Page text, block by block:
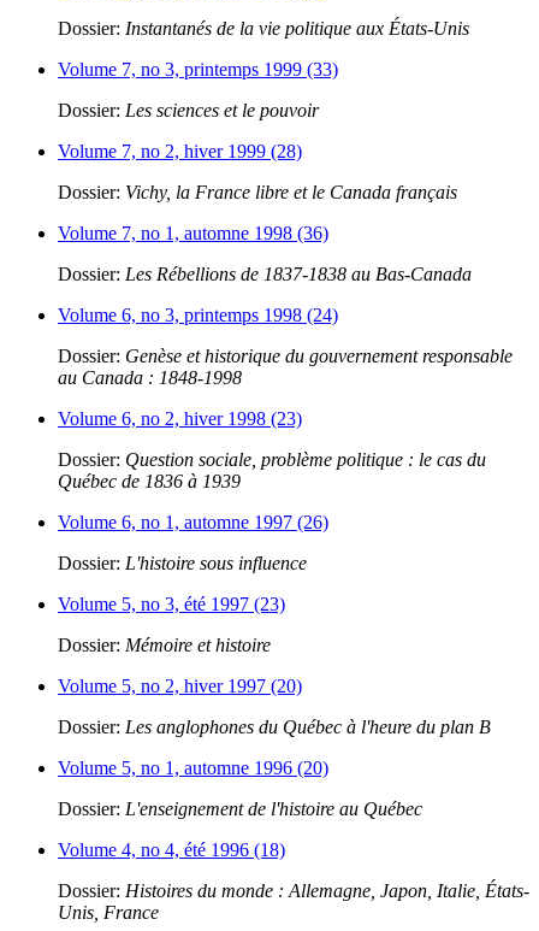
Dossier: Instantanés de la vie politique aux États-Unis
Volume 7, no 3, printemps 1999 (33)
Dossier: Les sciences et le pouvoir
Volume 7, no 2, hiver 1999 (28)
Dossier: Vichy, la France libre et le Canada français
Volume 7, no 1, automne 1998 (36)
Dossier: Les Rébellions de 1837-1838 au Bas-Canada
Volume 6, no 3, printemps 1998 (24)
Dossier: Genèse et historique du gouvernement responsable
au Canada : 1848-1998
Volume 6, no 2, hiver 1998 (23)
Dossier: Question sociale, problème politique : le cas du
Québec de 1836 à 1939
Volume 6, no 1, automne 1997 (26)
Dossier: L'histoire sous influence
Volume 5, no 3, été 1997 (23)
Dossier: Mémoire et histoire
Volume 5, no 2, hiver 1997 (20)
Dossier: Les anglophones du Québec à l'heure du plan B
Volume 5, no 1, automne 1996 (20)
Dossier: L'enseignement de l'histoire au Québec
Volume 4, no 4, été 1996 (18)
Dossier: Histoires du monde : Allemagne, Japon, Italie, États-
Unis, France